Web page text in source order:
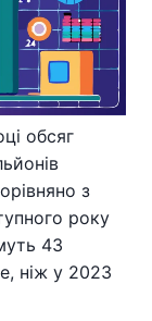
обсяг
з
року
43
ніж у 2023